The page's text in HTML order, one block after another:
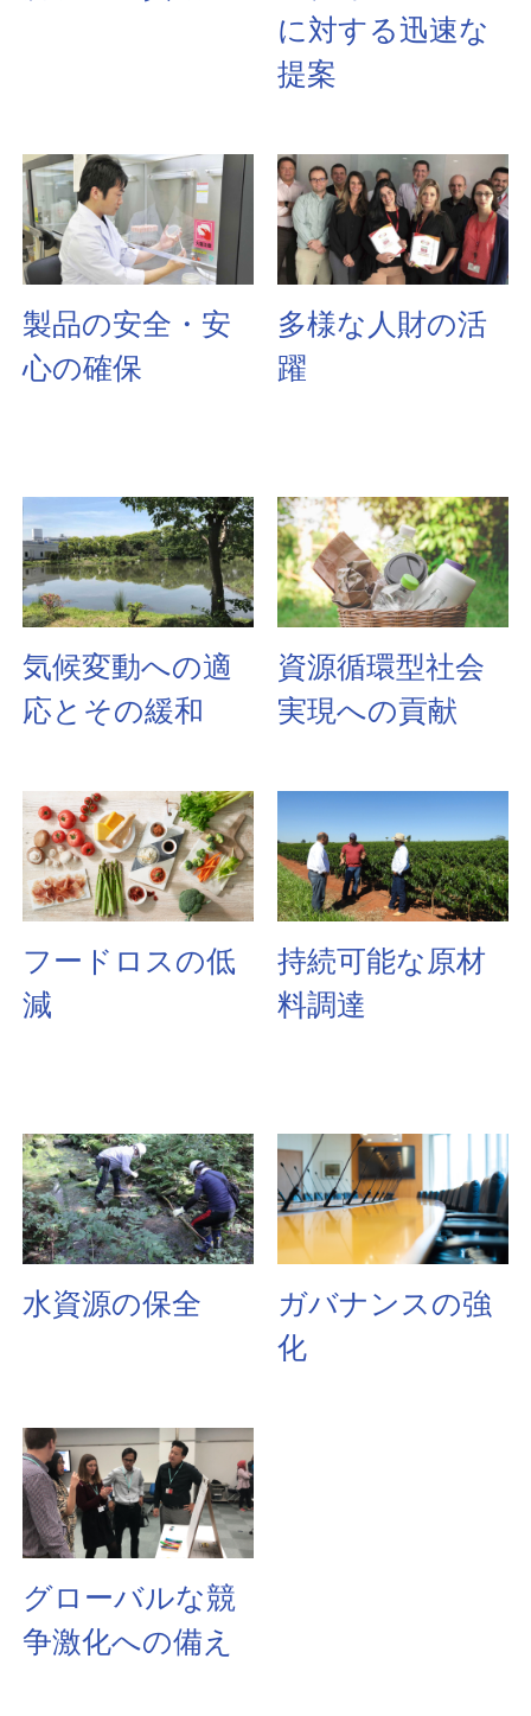
に対する迅速な
提案
製品の安全・安
心の確保
多様な人財の活
躍
気候変動への適
応とその緩和
資源循環型社会
実現への貢献
フードロスの低
減
持続可能な原材
料調達
水資源の保全
ガバナンスの強
化
グローバルな競
争激化への備え